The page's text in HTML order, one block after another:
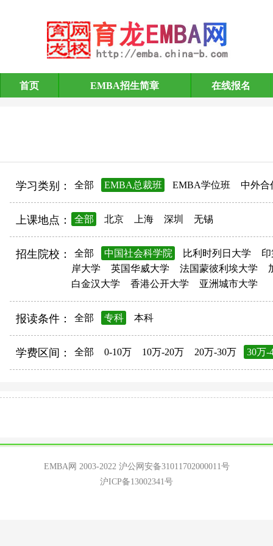
EMBA招生简章
首页 EMBA招生简章 在线报名
学习类别： 全部 EMBA总裁班 EMBA学位班 中外合
上课地点： 全部 北京 上海 深圳 无锡
招生院校： 全部 中国社会科学院 比利时列日大学
岸大学
英国华威大学 法国蒙彼利埃大学
白金汉大学
香港公开大学 亚洲城市大学
报读条件： 全部 专科 本科
学费区间： 全部 0-10万 10万-20万 20万-30万 30万-
EMBA网 2003-2022 沪公网安备31011702000011号
沪ICP备13002341号